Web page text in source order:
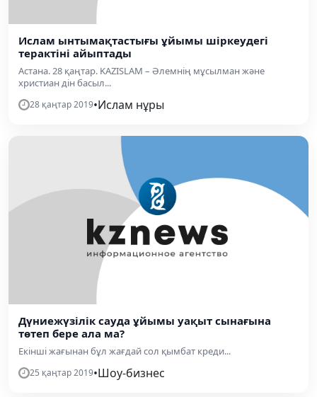
Ислам ынтымақтастығы ұйымы шіркеудегі
терактіні айыптады
Астана. 28 қаңтар. KAZISLAM – Әлемнің мұсылман және
христиан дін басыл...
28 қаңтар 2019•Ислам нұры
Дүниежүзілік сауда ұйымы уақыт сынағына
төтеп бере ала ма?
Екінші жағынан бұл жағдай сол қымбат креди...
25 қаңтар 2019•Шоу-бизнес